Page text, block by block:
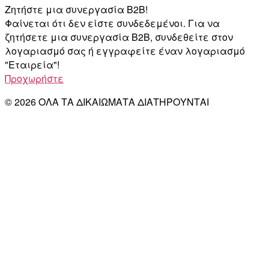
Ζητήστε μια συνεργασία B2B!
Φαίνεται ότι δεν είστε συνδεδεμένοι. Για να
ζητήσετε μια συνεργασία B2B, συνδεθείτε στον
λογαριασμό σας ή εγγραφείτε έναν λογαριασμό
"Εταιρεία"!
Προχωρήστε
© 2026 ΟΛΑ ΤΑ ΔΙΚΑΙΩΜΑΤΑ ΔΙΑΤΗΡΟΥΝΤΑΙ